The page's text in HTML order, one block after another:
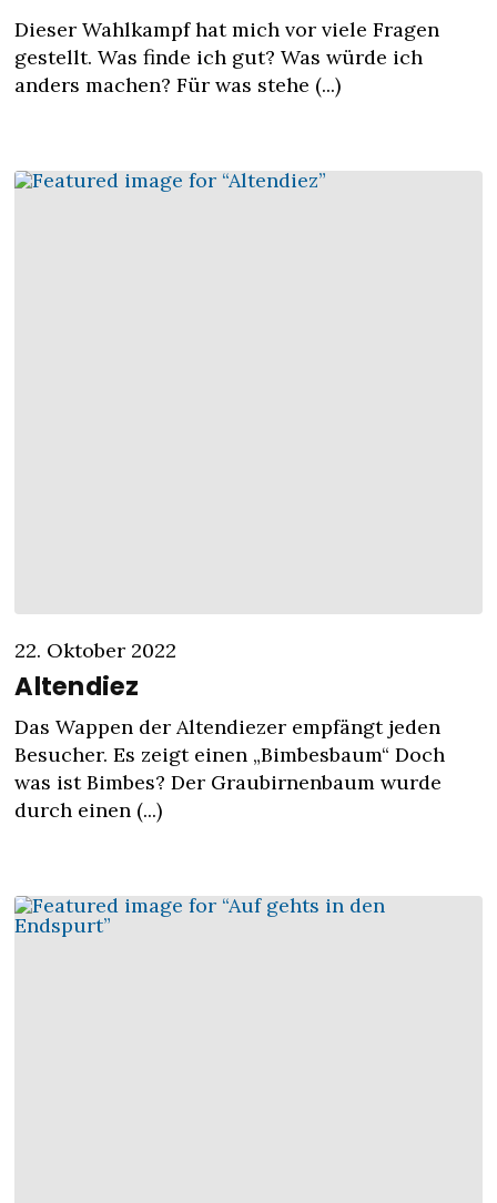
Dieser Wahlkampf hat mich vor viele Fragen
gestellt. Was finde ich gut? Was würde ich
anders machen? Für was stehe (...)
22. Oktober 2022
Altendiez
Das Wappen der Altendiezer empfängt jeden
Besucher. Es zeigt einen „Bimbesbaum“ Doch
was ist Bimbes? Der Graubirnenbaum wurde
durch einen (...)